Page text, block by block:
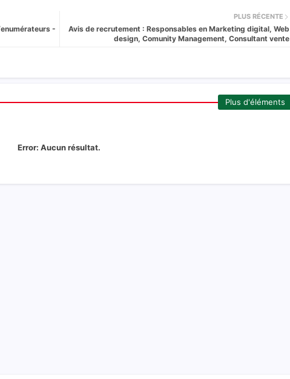
PLUS RÉCENTE
Avis de recrutement : Responsables en Marketing digital, Web
design, Comunity Management, Consultant vente
-
Plus d'éléments
Error: Aucun résultat.